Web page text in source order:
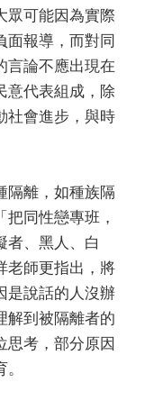
眾可能因為實際
面報導，而對同
言論不應出現在
意代表組成，除
社會進步，與時
隔離，如種族隔
同性戀專班，
者、黑人、白
老師更指出，將
是說話的人沒辦
解到被隔離者的
思考，部分原因